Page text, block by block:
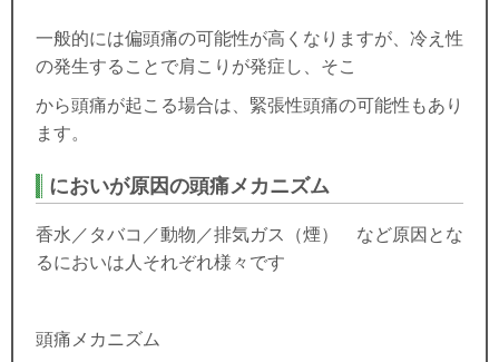
一般的には偏頭痛の可能性が高くなりますが、冷え性
の発生することで肩こりが発症し、そこ
から頭痛が起こる場合は、緊張性頭痛の可能性もあり
ます。
においが原因の頭痛メカニズム
香水／タバコ／動物／排気ガス（煙） など原因とな
るにおいは人それぞれ様々です
頭痛メカニズム